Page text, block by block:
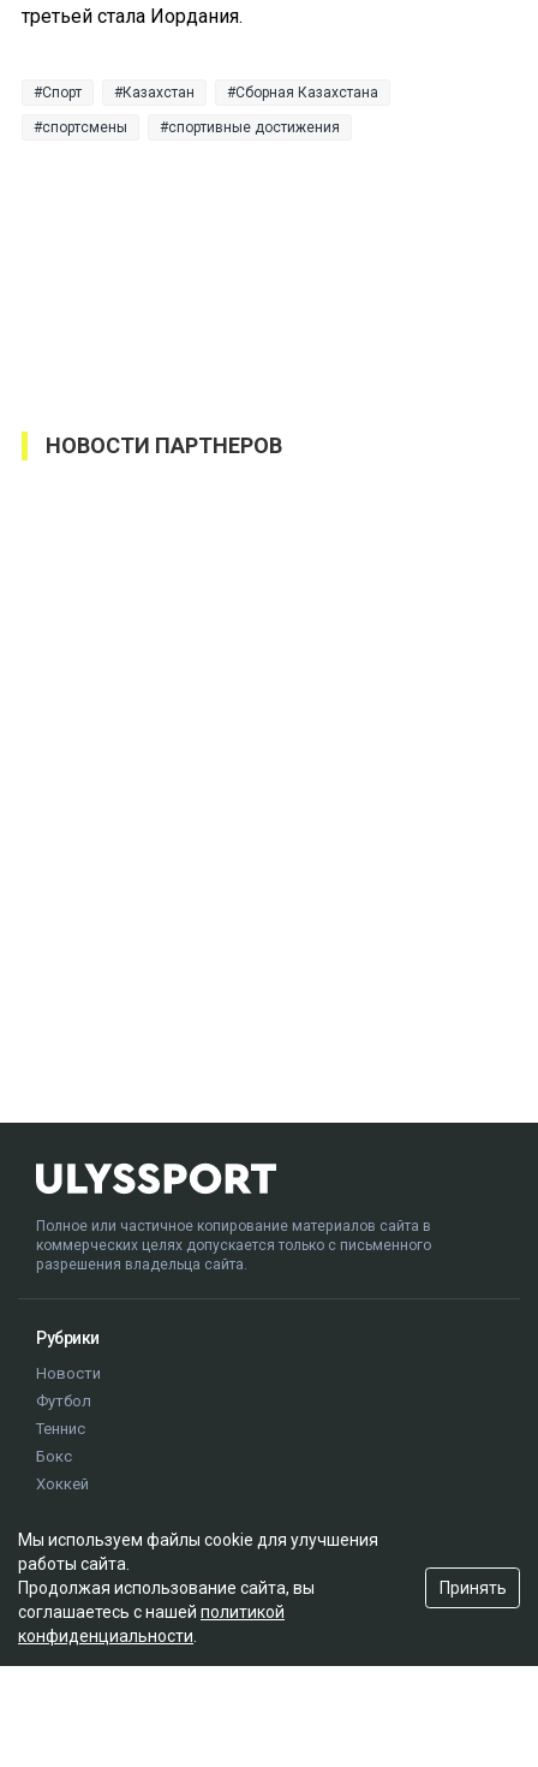
третьей стала Иордания.
Спорт Казахстан Сборная Казахстана
спортсмены спортивные достижения
НОВОСТИ ПАРТНЕРОВ
Полное или частичное копирование материалов сайта в
коммерческих целях допускается только с письменного
разрешения владельца сайта.
Рубрики
Новости
Футбол
Теннис
Бокс
Хоккей
Истории
Олимпиада
Редакция
О проекте
Мы используем файлы cookie для улучшения
работы сайта.
Продолжая использование сайта, вы
соглашаетесь с нашей политикой
конфиденциальности
Принять